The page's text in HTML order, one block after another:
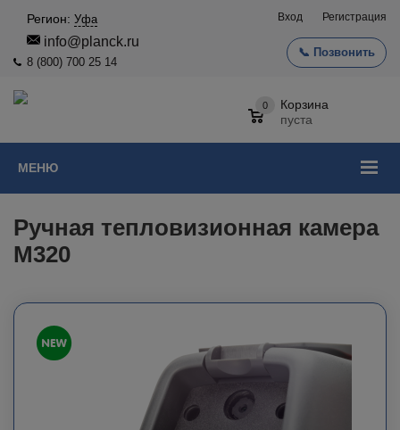
Регион: Уфа
info@planck.ru
8 (800) 700 25 14
📞 Позвонить
Вход Регистрация
МЕНЮ
0
Корзина
пуста
Ручная тепловизионная камера
M320